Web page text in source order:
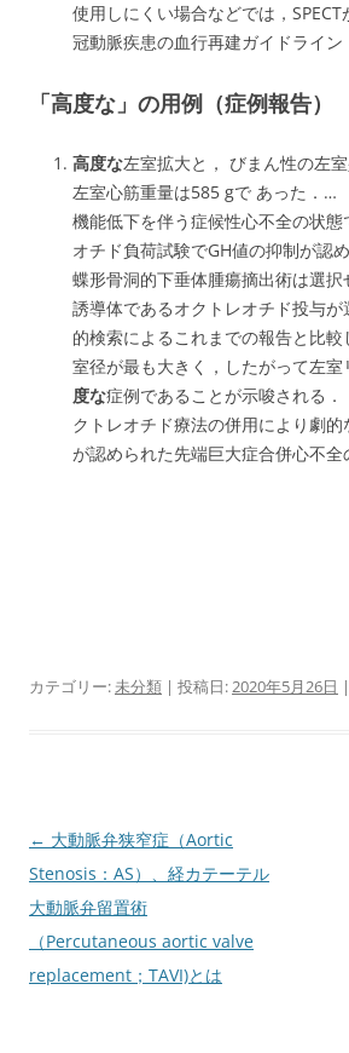
使用しにくい場合などでは，
冠動脈疾患の血行再建ガイドライン
「高度な」の用例（症例報告）
高度な左室拡大と， びまん性の左
左室心筋重量は585 gで あった．…
機能低下を伴う症候性心不全の状
オチド負荷試験でGH値の抑制が認
蝶形骨洞的下垂体腫瘍摘出術は選
誘導体であるオクトレオチド投与
的検索によるこれまでの報告と比
室径が最も大きく，したがって左室
度な症例であることが示唆される
クトレオチド療法の併用により劇
が認められた先端巨大症合併心不
カテゴリー:未分類 | 投稿日:2020年5月26日 |
投
稿
ナ
ビ
ゲ
← 大動脈弁狭窄症（Aortic
Stenosis：AS）、経カテーテル
大動脈弁留置術
（Percutaneous aortic valve
replacement；TAVI)とは